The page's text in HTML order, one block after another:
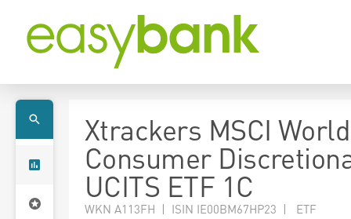
Xtrackers MSCI World
Consumer
UCITS ETF 1C
WKN A113FH | ISIN IE00BM67HP23 | ETF